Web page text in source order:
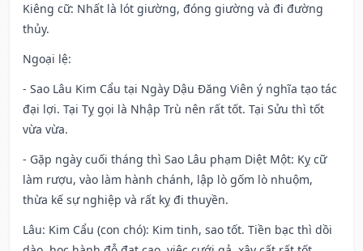
Kiêng cữ: Nhất là lót giường, đóng giường và đi đường
thủy.
Ngoại lệ:
- Sao Lâu Kim Cẩu tại Ngày Dậu Đăng Viên ý nghĩa tạo tác
đại lợi. Tại Tỵ gọi là Nhập Trù nên rất tốt. Tại Sửu thì tốt
vừa vừa.
- Gặp ngày cuối tháng thì Sao Lâu phạm Diệt Một: Kỵ cữ
làm rượu, vào làm hành chánh, lập lò gốm lò nhuộm,
thừa kế sự nghiệp và rất kỵ đi thuyền.
Lâu: Kim Cẩu (con chó): Kim tinh, sao tốt. Tiền bạc thì dồi